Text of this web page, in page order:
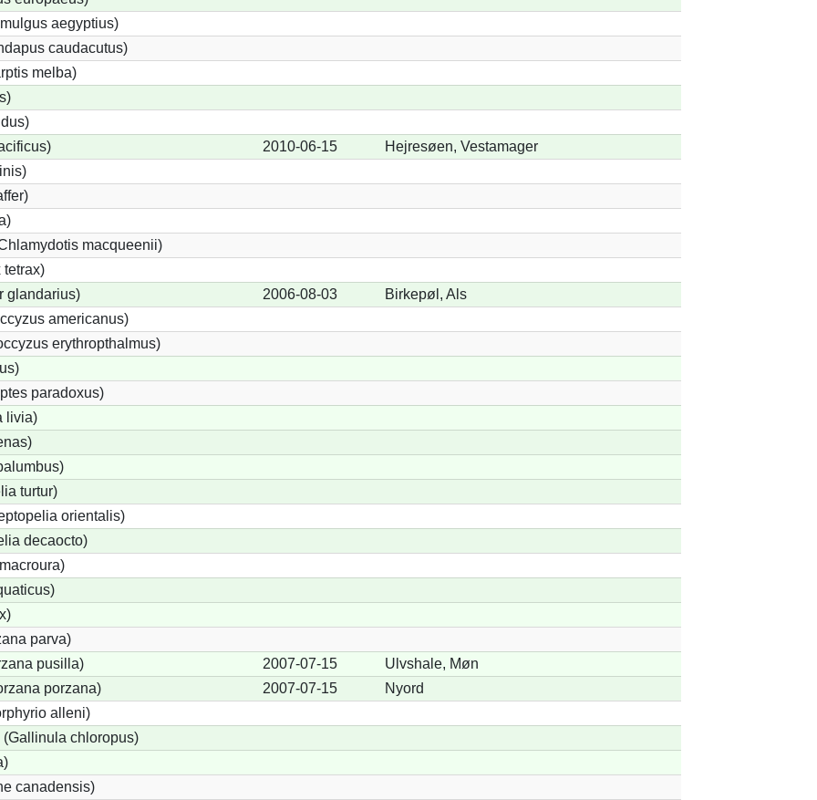
aegyptius)
caudacutus)
melba)
2010-06-15
Hejresøen, Vestamager
macqueenii)
glandarius)
2006-08-03
Birkepøl, Als
americanus)
erythropthalmus)
paradoxus)
livia)
turtur)
orientalis)
decaocto)
parva)
pusilla)
2007-07-15
Ulvshale, Møn
porzana)
2007-07-15
Nyord
alleni)
chloropus)
canadensis)